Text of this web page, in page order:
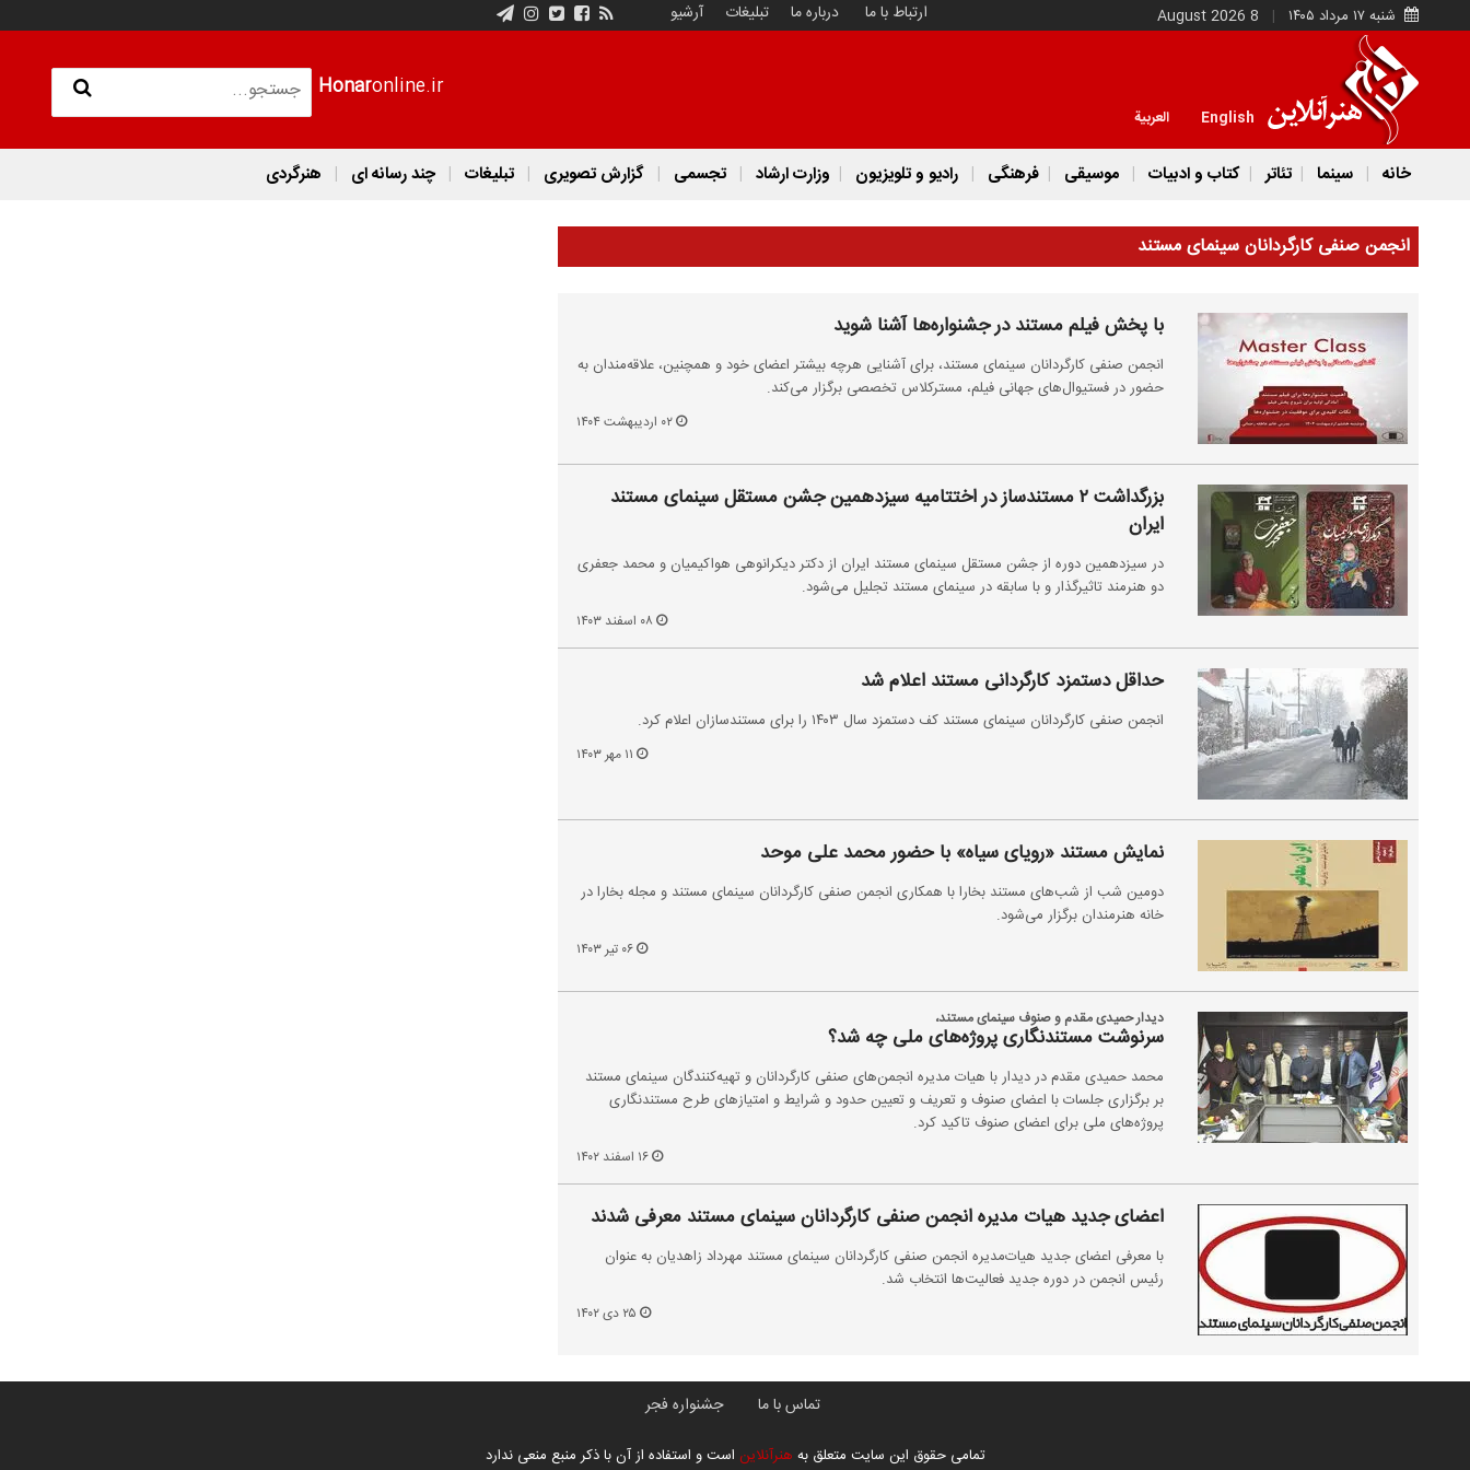
شنبه ۱۷ مرداد ۱۴۰۵ 8 August 2026 ارتباط با ما درباره ما تبلیغات آرشیو
Honaronline.ir
English العربية
خانه سینما تئاتر کتاب و ادبیات موسیقی فرهنگی رادیو و تلویزیون وزارت ارشاد تجسمی گزارش تصویری تبلیغات چند رسانه ای هنرگردی
انجمن صنفی کارگردانان سینمای مستند
با پخش فیلم مستند در جشنواره‌ها آشنا شوید
انجمن صنفی کارگردانان سینمای مستند، برای آشنایی هرچه بیشتر اعضای خود و همچنین، علاقه‌مندان به
حضور در فستیوال‌های جهانی فیلم، مسترکلاس تخصصی برگزار می‌کند.
۰۲ اردیبهشت ۱۴۰۴
بزرگداشت ۲ مستندساز در اختتامیه سیزدهمین جشن مستقل سینمای مستند
ایران
در سیزدهمین دوره از جشن مستقل سینمای مستند ایران از دکتر دیکرانوهی هواکیمیان و محمد جعفری
دو هنرمند تاثیرگذار و با سابقه در سینمای مستند تجلیل می‌شود.
حداقل دستمزد کارگردانی مستند اعلام شد
انجمن صنفی کارگردانان سینمای مستند کف دستمزد سال ۱۴۰۳ را برای مستندسازان اعلام کرد.
نمایش مستند «رویای سیاه» با حضور محمد علی موحد
دومین شب از شب‌های مستند بخارا با همکاری انجمن صنفی کارگردانان سینمای مستند و مجله بخارا در
خانه هنرمندان برگزار می‌شود.
۰۶ تیر ۱۴۰۳
دیدار حمیدی مقدم و صنوف سینمای مستند،
سرنوشت مستندنگاری پروژه‌های ملی چه شد؟
محمد حمیدی مقدم در دیدار با هیات مدیره انجمن‌های صنفی کارگردانان و تهیه‌کنندگان سینمای مستند
بر برگزاری جلسات با اعضای صنوف و تعریف و تعیین حدود و شرایط و امتیازهای طرح مستندنگاری
پروژه‌های ملی برای اعضای صنوف تاکید کرد.
۱۶ اسفند ۱۴۰۲
اعضای جدید هیات مدیره انجمن صنفی کارگردانان سینمای مستند معرفی شدند
با معرفی اعضای جدید هیات‌مدیره انجمن صنفی کارگردانان سینمای مستند مهرداد زاهدیان به عنوان
رئیس انجمن در دوره جدید فعالیت‌ها انتخاب شد.
تماس با ما جشنواره فجر
تمامی حقوق این سایت متعلق به هنرآنلاین است و استفاده از آن با ذکر منبع منعی ندارد